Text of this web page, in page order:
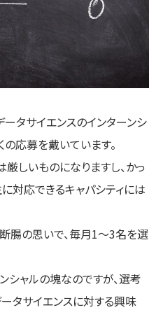
タサイエンスのインターンシ
の応募を戴いています。
しいものになりますし、かっ
対応できるキャパシティには
腸の思いで、毎月1～3名を選
シャルの塊なのですが、選考
タサイエンスに対する興味